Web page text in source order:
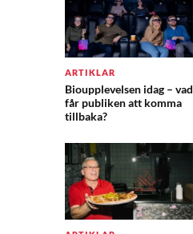
ARTIKLAR
Bioupplevelsen idag – vad
får publiken att komma
tillbaka?